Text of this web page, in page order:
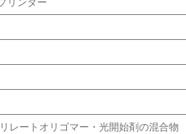
リンター
レートオリゴマー・光開始剤の混合物